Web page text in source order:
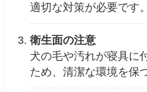
適切な対策が必要です。
衛生面の注意
犬の毛や汚れが寝具に
ため、清潔な環境を保